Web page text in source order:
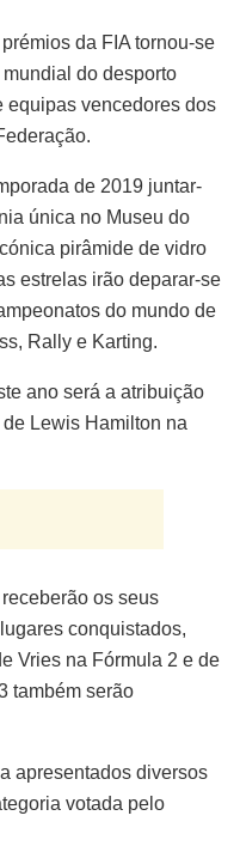
da FIA tornou-se
do desporto
equipas vencedores dos
de 2019 juntar-
única no Museu do
pirâmide de vidro
estrelas irão deparar-se
do mundo de
Rally e Karting.
ano será a atribuição
Lewis Hamilton na
os seus
conquistados,
Vries na Fórmula 2 e de
também serão
apresentados diversos
votada pelo